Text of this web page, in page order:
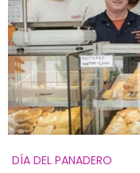
DÍA DEL PANADERO